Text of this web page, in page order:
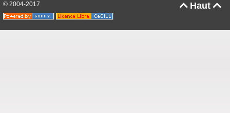
Haut 
© 2004-2017